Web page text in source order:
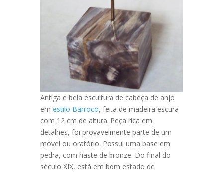
Antiga e bela escultura de cabeça de anjo
em estilo Barroco, feita de madeira escura
com 12 cm de altura. Peça rica em
detalhes, foi provavelmente parte de um
móvel ou oratório. Possui uma base em
pedra, com haste de bronze. Do final do
século XIX, está em bom estado de